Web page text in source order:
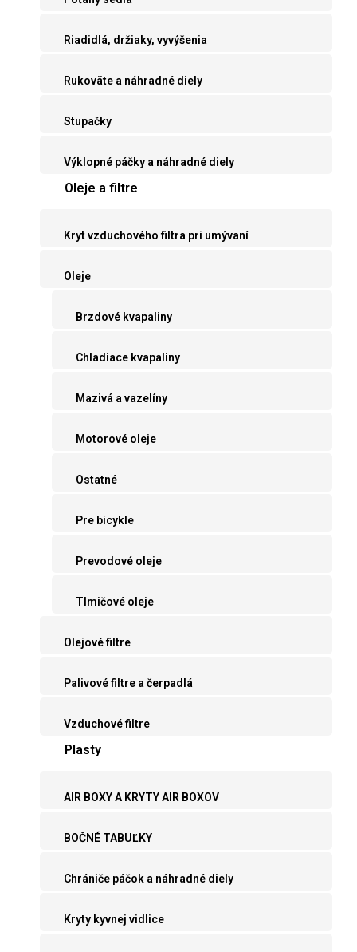
Riadidlá, držiaky, vyvýšenia
Rukoväte a náhradné diely
Stupačky
Výklopné páčky a náhradné diely
Oleje a filtre
Kryt vzduchového filtra pri umývaní
Oleje
Brzdové kvapaliny
Chladiace kvapaliny
Mazivá a vazelíny
Motorové oleje
Ostatné
Pre bicykle
Prevodové oleje
Tlmičové oleje
Olejové filtre
Palivové filtre a čerpadlá
Vzduchové filtre
Plasty
AIR BOXY A KRYTY AIR BOXOV
BOČNÉ TABUĽKY
Chrániče páčok a náhradné diely
Kryty kyvnej vidlice